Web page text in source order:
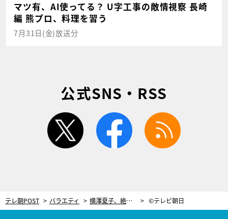
マツ有、AI使ってる？ U字工事の敵情視察 長崎
編 熊プロ、料理を習う
7月31日(金)放送分
公式SNS・RSS
twitter facebook
テレ朝POST バラエティ 横澤夏子、絶叫！小学校時代ずっと好きだった学年イチのモテ男の“今” ©テレビ朝日